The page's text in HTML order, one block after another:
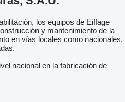
los equipos de Eiffage
y mantenimiento de la
en vías locales como nacionales,
nacional en la fabricación de